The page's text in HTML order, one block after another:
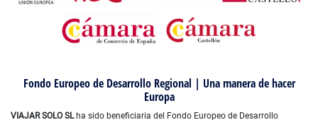
Fondo Europeo de Desarrollo Regional | Una manera de hacer
Europa
VIAJAR SOLO SLha sido beneficiaria del Fondo Europeo de Desarrollo